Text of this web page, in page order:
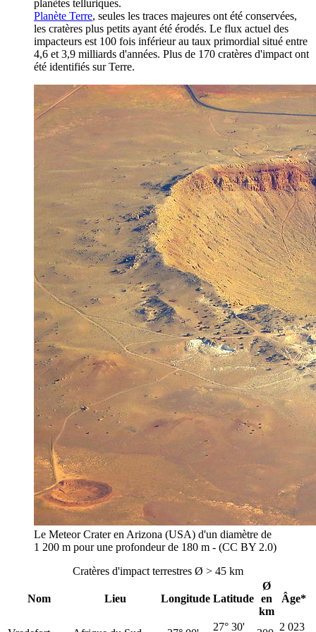
planètes telluriques.
Planète Terre, seules les traces majeures ont été conservées,
les cratères plus petits ayant été érodés. Le flux actuel des
impacteurs est 100 fois inférieur au taux primordial situé entre
4,6 et 3,9 milliards d'années. Plus de 170 cratères d'impact ont
été identifiés sur Terre.
Le Meteor Crater en Arizona (USA) d'un diamètre de
1 200 m pour une profondeur de 180 m - (CC BY 2.0)
Cratères d'impact terrestres Ø > 45 km
Nom Lieu Longitude Latitude
Ø
en
km
Âge*
27° 30' 2 023